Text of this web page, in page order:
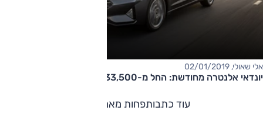
אלי שאולי, 02/01/2019
יונדאי אלנטרה מחודשת: החל מ-133,500 שקל
עוד כתבותפחות מאמרים